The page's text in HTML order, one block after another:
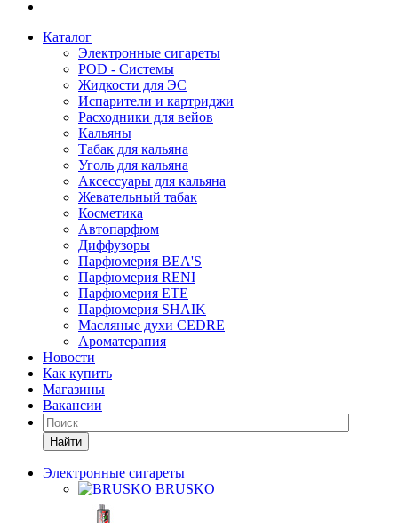
Каталог
Электронные сигареты
POD - Системы
Жидкости для ЭС
Испарители и картриджи
Расходники для вейов
Кальяны
Табак для кальяна
Уголь для кальяна
Аксессуары для кальяна
Жевательный табак
Косметика
Автопарфюм
Диффузоры
Парфюмерия BEA'S
Парфюмерия RENI
Парфюмерия ETE
Парфюмерия SHAIK
Масляные духи CEDRE
Ароматерапия
Новости
Как купить
Магазины
Вакансии
Найти
Электронные сигареты
BRUSKO